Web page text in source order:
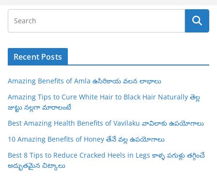
Recent Posts
Amazing Benefits of Amla ఉసిరికాయ వలన లాభాలు
Amazing Tips to Cure White Hair to Black Hair Naturally తెల్ల
జుట్టు నల్లగా మారాలంటే
Best Amazing Health Benefits of Vavilaku వావిలాకు ఉపయోగాలు
10 Amazing Benefits of Honey తేనే వల్ల ఉపయోగాలు
Best 8 Tips to Reduce Cracked Heels in Legs కాళ్ళ పగుళ్లు తగ్గించే
అద్భుతమైన చిట్కాలు